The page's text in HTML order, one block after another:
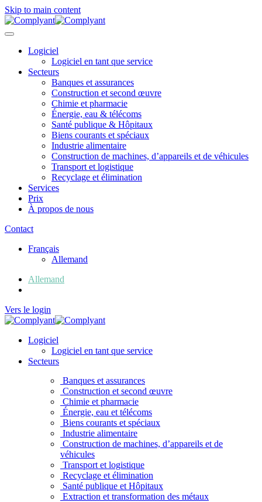
Skip to main content
Logiciel
Logiciel en tant que service
Secteurs
Banques et assurances
Construction et second œuvre
Chimie et pharmacie
Énergie, eau & télécoms
Santé publique & Hôpitaux
Biens courants et spéciaux
Industrie alimentaire
Construction de machines, d’appareils et de véhicules
Transport et logistique
Recyclage et élimination
Services
Prix
À propos de nous
Contact
Français
Allemand
Allemand
Vers le login
Logiciel
Logiciel en tant que service
Secteurs
Banques et assurances
Construction et second œuvre
Chimie et pharmacie
Énergie, eau et télécoms
Biens courants et spéciaux
Industrie alimentaire
Construction de machines, d’appareils et de
véhicules
Transport et logistique
Recyclage et élimination
Santé publique et Hôpitaux
Extraction et transformation des métaux